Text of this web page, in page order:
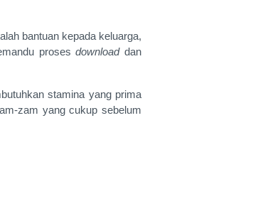
bantuan kepada keluarga,
prosesdownloaddan
stamina yang prima
zam yang cukup sebelum